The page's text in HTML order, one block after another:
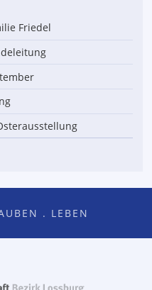
Friedel
. LEBEN